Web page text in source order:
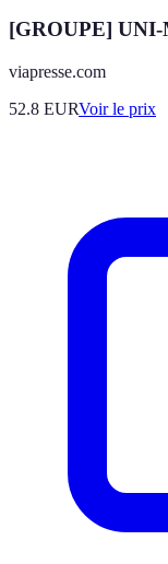
[GROUPE] UNI-
viapresse.com
52.8 EURVoir le prix